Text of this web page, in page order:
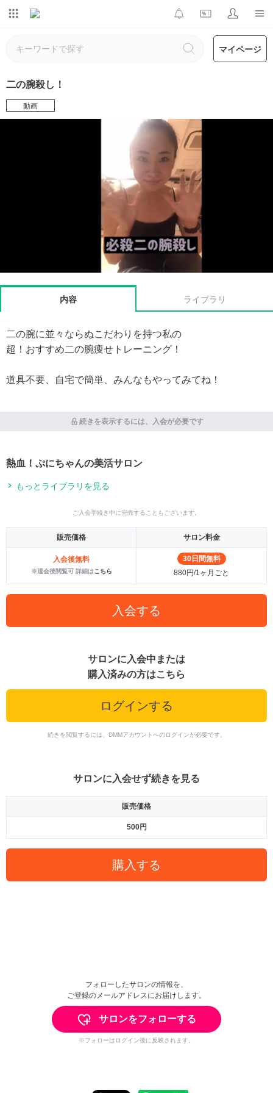
マイページ
二の腕殺し！
動画
内容 ライブラリ
二の腕に並々ならぬこだわりを持つ私の
超！おすすめ二の腕痩せトレーニング！
道具不要、自宅で簡単、みんなもやってみてね！
続きを表示するには、入会が必要です
熱血！ぷにちゃんの美活サロン
もっとライブラリを見る
ご入会手続き中に完売することもございます。
販売価格 サロン料金
入会後無料
※退会後閲覧可 詳細はこちら
30日間無料
880円/1ヶ月ごと
入会する
サロンに入会中または
購入済みの方はこちら
ログインする
続きを閲覧するには、DMMアカウントへのログインが必要です。
サロンに入会せず続きを見る
販売価格
500円
購入する
フォローしたサロンの情報を、
ご登録のメールアドレスにお届けします。
サロンをフォローする
※フォローはログイン後に反映されます。